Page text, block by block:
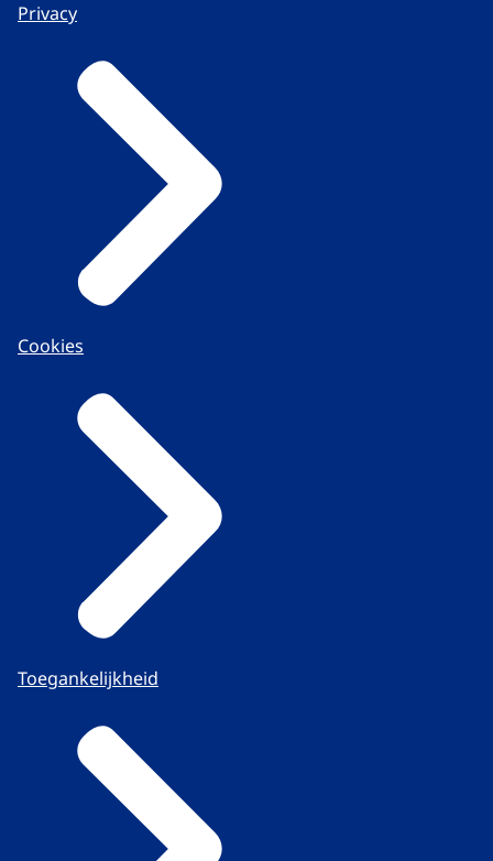
Privacy
Cookies
Toegankelijkheid